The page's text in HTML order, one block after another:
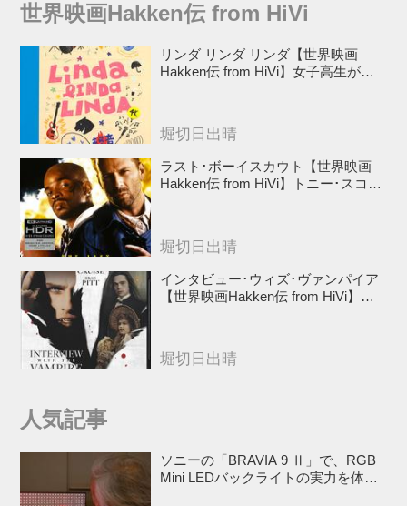
世界映画Hakken伝 from HiVi
リンダ リンダ リンダ【世界映画
Hakken伝 from HiVi】女子高生がブ
堀切日出晴
ラスト･ボーイスカウト【世界映画
Hakken伝 from HiVi】トニー･スコッ
堀切日出晴
インタビュー･ウィズ･ヴァンパイア
【世界映画Hakken伝 from HiVi】ク
堀切日出晴
人気記事
ソニーの「BRAVIA 9 Ⅱ」で、RGB
Mini LEDバックライトの実力を体